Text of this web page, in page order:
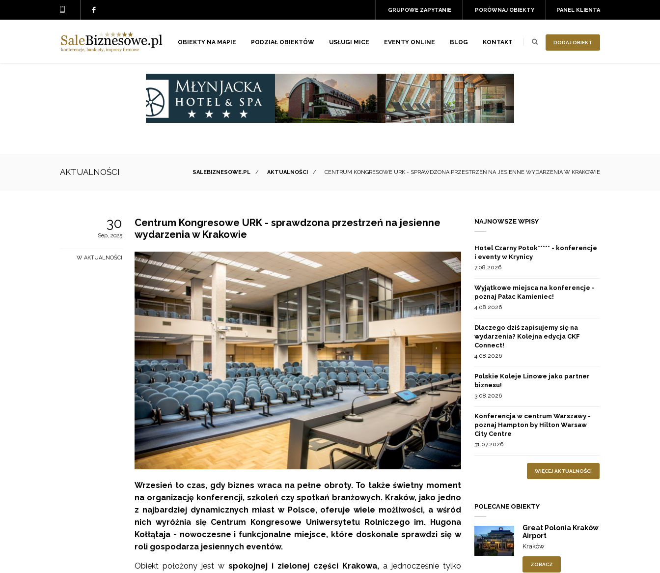
PANEL KLIENTA
PORÓWNAJ OBIEKTY
GRUPOWE ZAPYTANIE
DODAJ OBIEKT
OBIEKTY NA MAPIE PODZIAŁ OBIEKTÓW USŁUGI MICE EVENTY ONLINE BLOG KONTAKT
AKTUALNOŚCI SALEBIZNESOWE.PL / AKTUALNOŚCI / CENTRUM KONGRESOWE URK - SPRAWDZONA PRZESTRZEŃ NA JESIENNE WYDARZENIA W KRAKOWIE
30
Sep, 2025
W AKTUALNOŚCI
Centrum Kongresowe URK - sprawdzona przestrzeń na jesienne
wydarzenia w Krakowie
Wrzesień to czas, gdy biznes wraca na pełne obroty. To także świetny moment
na organizację konferencji, szkoleń czy spotkań branżowych. Kraków, jako jedno
z najbardziej dynamicznych miast w Polsce, oferuje wiele możliwości, a wśród
nich wyróżnia się Centrum Kongresowe Uniwersytetu Rolniczego im. Hugona
Kołłątaja - nowoczesne i funkcjonalne miejsce, które doskonale sprawdzi się w
roli gospodarza jesiennych eventów.
Obiekt położony jest w spokojnej i zielonej części Krakowa, a jednocześnie tylko
NAJNOWSZE WPISY
Hotel Czarny Potok***** - konferencje
i eventy w Krynicy
7.08.2026
Wyjątkowe miejsca na konferencje -
poznaj Pałac Kamieniec!
4.08.2026
Dlaczego dziś zapisujemy się na
wydarzenia? Kolejna edycja CKF
Connect!
4.08.2026
Polskie Koleje Linowe jako partner
biznesu!
3.08.2026
Konferencja w centrum Warszawy -
poznaj Hampton by Hilton Warsaw
City Centre
31.07.2026
WIĘCEJ AKTUALNOŚCI
POLECANE OBIEKTY
Great Polonia Kraków
Airport
Kraków
ZOBACZ